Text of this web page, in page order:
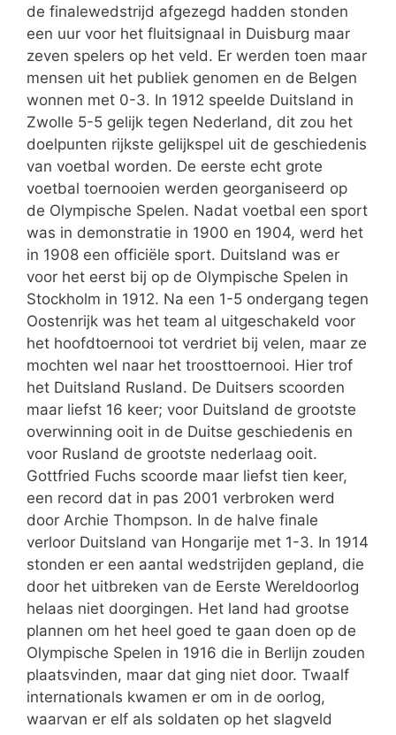
de finalewedstrijd afgezegd hadden stonden
een uur voor het fluitsignaal in Duisburg maar
zeven spelers op het veld. Er werden toen maar
mensen uit het publiek genomen en de Belgen
wonnen met 0-3. In 1912 speelde Duitsland in
Zwolle 5-5 gelijk tegen Nederland, dit zou het
doelpunten rijkste gelijkspel uit de geschiedenis
van voetbal worden. De eerste echt grote
voetbal toernooien werden georganiseerd op
de Olympische Spelen. Nadat voetbal een sport
was in demonstratie in 1900 en 1904, werd het
in 1908 een officiële sport. Duitsland was er
voor het eerst bij op de Olympische Spelen in
Stockholm in 1912. Na een 1-5 ondergang tegen
Oostenrijk was het team al uitgeschakeld voor
het hoofdtoernooi tot verdriet bij velen, maar ze
mochten wel naar het troosttoernooi. Hier trof
het Duitsland Rusland. De Duitsers scoorden
maar liefst 16 keer; voor Duitsland de grootste
overwinning ooit in de Duitse geschiedenis en
voor Rusland de grootste nederlaag ooit.
Gottfried Fuchs scoorde maar liefst tien keer,
een record dat in pas 2001 verbroken werd
door Archie Thompson. In de halve finale
verloor Duitsland van Hongarije met 1-3. In 1914
stonden er een aantal wedstrijden gepland, die
door het uitbreken van de Eerste Wereldoorlog
helaas niet doorgingen. Het land had grootse
plannen om het heel goed te gaan doen op de
Olympische Spelen in 1916 die in Berlijn zouden
plaatsvinden, maar dat ging niet door. Twaalf
internationals kwamen er om in de oorlog,
waarvan er elf als soldaten op het slagveld